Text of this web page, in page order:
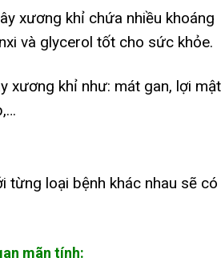
xương khỉ chứa nhiều khoáng
và glycerol tốt cho sức khỏe.
xương khỉ như: mát gan, lợi
từng loại bệnh khác nhau sẽ có
mãn tính: